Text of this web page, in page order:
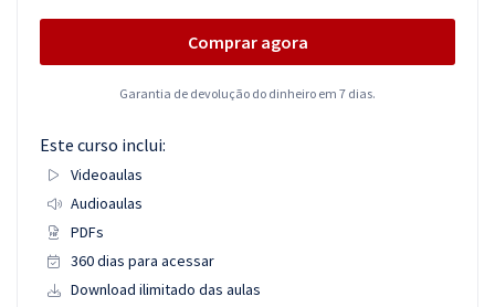
Comprar agora
Garantia de devolução do dinheiro em 7 dias.
Este curso inclui:
Videoaulas
Audioaulas
PDFs
360 dias para acessar
Download ilimitado das aulas